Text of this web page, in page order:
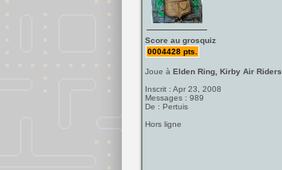
Score au grosquiz
0004428 pts.
Joue à Elden Ring, Kirby Air Riders
Inscrit : Apr 23, 2008
Messages : 989
De : Pertuis
Hors ligne